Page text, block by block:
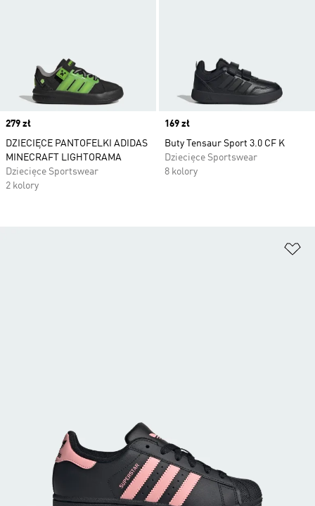
Price
279 zł
DZIECIĘCE PANTOFELKI ADIDAS
MINECRAFT LIGHTORAMA
Dziecięce Sportswear
2 kolory
Price
169 zł
Buty Tensaur Sport 3.0 CF K
Dziecięce Sportswear
8 kolory